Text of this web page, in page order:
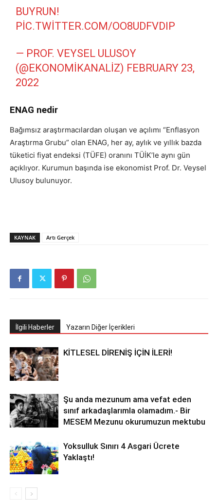
BUYRUN!
PIC.TWITTER.COM/OO8UDFVDIP
— PROF. VEYSEL ULUSOY
(@EKONOMIKANALIZ) FEBRUARY 23,
2022
ENAG nedir
Bağımsız araştırmacılardan oluşan ve açılımı “Enflasyon
Araştırma Grubu” olan ENAG, her ay, aylık ve yıllık bazda
tüketici fiyat endeksi (TÜFE) oranını TÜİK’le aynı gün
açıklıyor. Kurumun başında ise ekonomist Prof. Dr. Veysel
Ulusoy bulunuyor.
KAYNAK Artı Gerçek
İlgili Haberler Yazarın Diğer İçerikleri
KİTLESEL DİRENİŞ İÇİN İLERİ!
Şu anda mezunum ama vefat eden
sınıf arkadaşlarımla olamadım.- Bir
MESEM Mezunu okurumuzun mektubu
Yoksulluk Sınırı 4 Asgari Ücrete
Yaklaştı!